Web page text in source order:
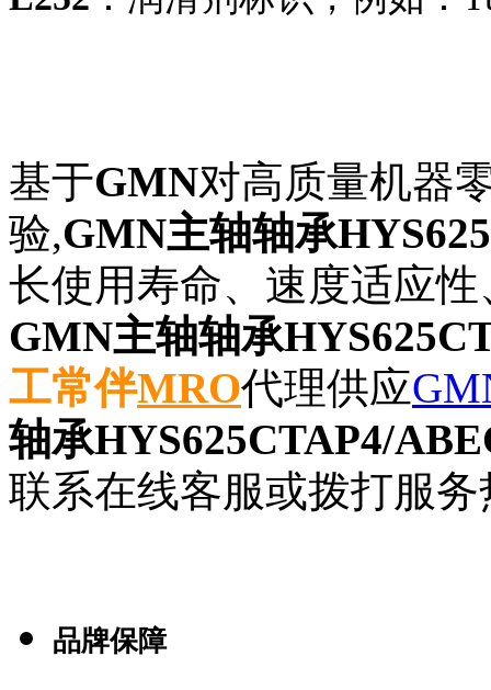
基于GMN对高质量机器
验,GMN主轴轴承
长使用寿命、速度适应
GMN主轴轴承
工常伴MRO代理供应
轴承HYS625CTAP4/
联系在线客服或拨打服务
品牌保障